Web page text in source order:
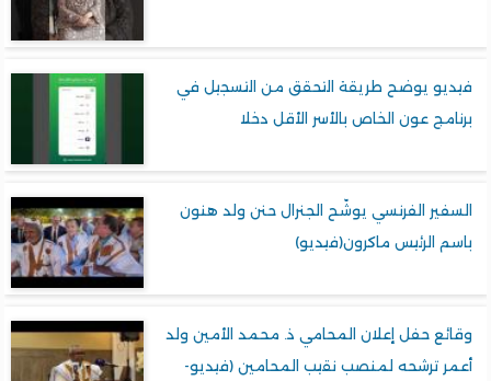
يوضح طريقة التحقق من التسجيل في
عون الخاص بالأسر الأقل دخلا
الفرنسي يوشّح الجنرال حنن ولد هنون
الرئيس ماكرون(فيديو)
حفل إعلان المحامي ذ. محمد الأمين ولد
ترشحه لمنصب نقيب المحامين (فيديو-